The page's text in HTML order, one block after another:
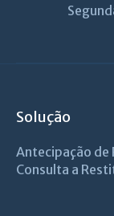
Solução
Antecipação de
Consulta a